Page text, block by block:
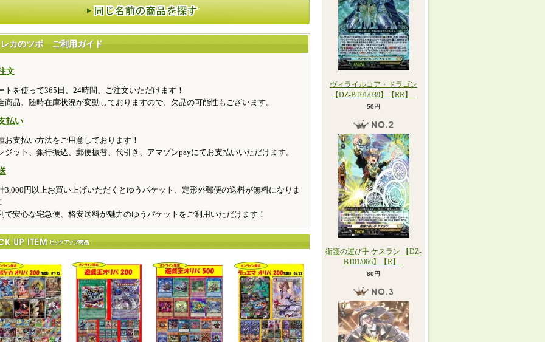
カのツボ ご利用ガイド
文
トを使って365日、24時間、ご注文いただけます！
品、随時在庫状況が変動しておりますので、欠品の可能性もございます。
払い
お支払い方法をご用意しております！
ジット、銀行振込、郵便振替、代引き、アマゾンpayにてお支払いいただけます。
3,000円以上お買い上げいただくとゆうパケット、定形外郵便の送料が無料になりま
で安心な宅急便、格安送料が魅力のゆうパケットをご利用いただけます！
ヴィライルコア・ドラゴン
【DZ-BT01/039】【RR】_
50円
衛護の運び手 ケスラン 【DZ-
BT01/066】【R】_
80円